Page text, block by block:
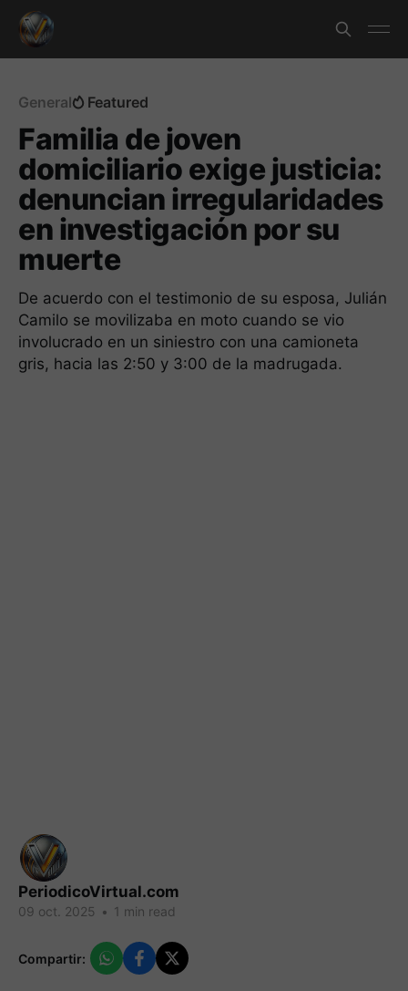
General Featured
Familia de joven
domiciliario exige justicia:
denuncian irregularidades
en investigación por su
muerte
De acuerdo con el testimonio de su esposa, Julián
Camilo se movilizaba en moto cuando se vio
involucrado en un siniestro con una camioneta
gris, hacia las 2:50 y 3:00 de la madrugada.
PeriodicoVirtual.com
09 oct. 2025 • 1 min read
Compartir: